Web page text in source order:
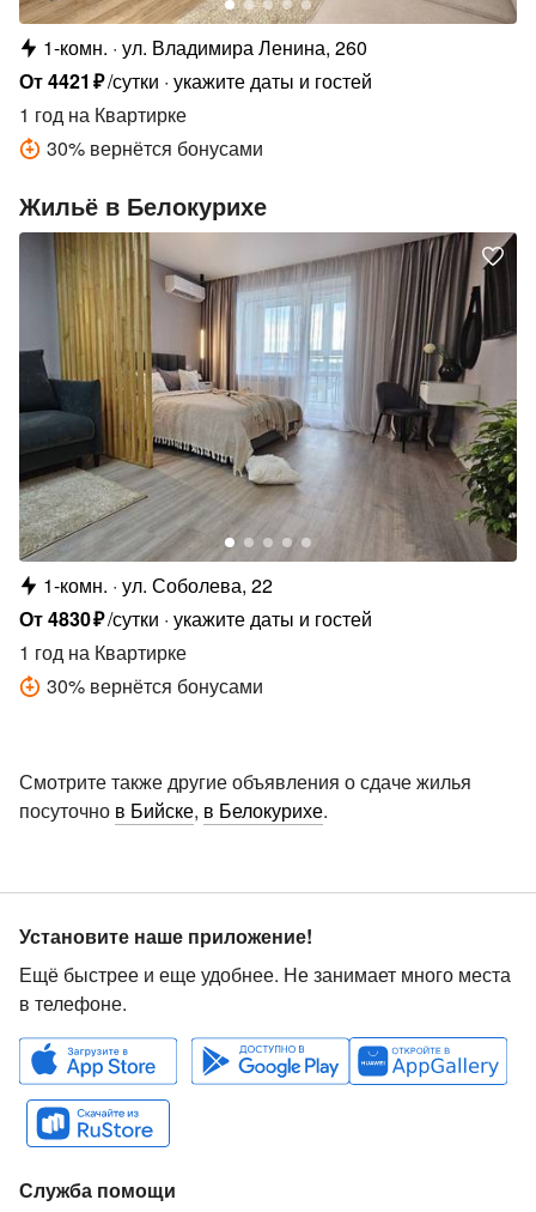
1-комн. ул. Владимира Ленина, 260
От4421 ₽/сутки укажите даты и гостей
1 год на Квартирке
30% вернётся бонусами
Жильё в Белокурихе
1-комн. ул. Соболева, 22
От4830₽/сутки укажите даты и гостей
1 год на Квартирке
30% вернётся бонусами
Смотрите также другие объявления о сдаче жилья
посуточно в Бийске, в Белокурихе.
Установите наше приложение!
Ещё быстрее и еще удобнее. Не занимает много места
в телефоне.
Служба помощи